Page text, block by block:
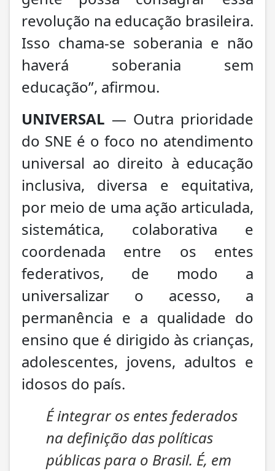
revolução na educação brasileira.
Isso chama-se soberania e não
haverá soberania sem
educação”, afirmou.
UNIVERSAL — Outra prioridade
do SNE é o foco no atendimento
universal ao direito à educação
inclusiva, diversa e equitativa,
por meio de uma ação articulada,
sistemática, colaborativa e
coordenada entre os entes
federativos, de modo a
universalizar o acesso, a
permanência e a qualidade do
ensino que é dirigido às crianças,
adolescentes, jovens, adultos e
idosos do país.
É integrar os entes federados
na definição das políticas
públicas para o Brasil. É, em